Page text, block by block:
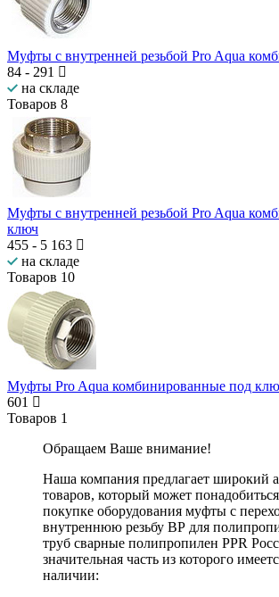
Муфты с внутренней резьбой Pro Aqua
84 - 291
на складе
Товаров 8
Муфты с внутренней резьбой Pro Aqua
ключ
455 - 5 163
на складе
Товаров 10
Муфты Pro Aqua комбинированные под
601
Товаров 1
Обращаем Ваше внимание!
Наша компания предлагает широкий
товаров, который может
покупке оборудования муфты с
внутреннюю резьбу ВР для
труб сварные полипропилен PPR
значительная часть из которого
наличии: